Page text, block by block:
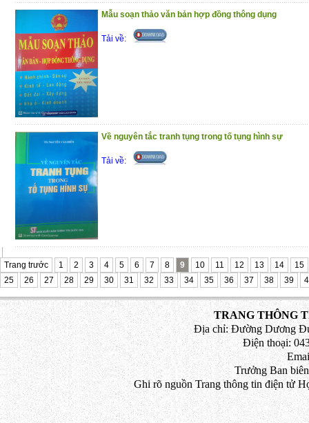
Mẫu soạn thảo văn bản hợp đồng thông dụng
Tải về:
Về nguyên tắc tranh tụng trong tố tụng hình sự
Tải về:
Trang trước 1 2 3 4 5 6 7 8 9 10 11 12 13 14
15
25
26 27 28 29 30 31 32 33 34 35 36 37 38 39
TRANG THÔNG
Địa chỉ: Đường Dương
Điện thoại:
Trưởng Ban
Ghi rõ nguồn Trang thông tin điện tử